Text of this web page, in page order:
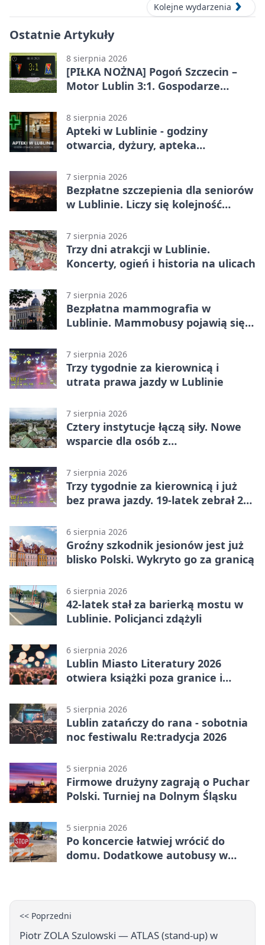
Kolejne wydarzenia
Ostatnie Artykuły
8 sierpnia 2026
[PIŁKA NOŻNA] Pogoń Szczecin –
Motor Lublin 3:1. Gospodarze
Ekstraklasy
8 sierpnia 2026
Apteki w Lublinie - godziny
otwarcia, dyżury, apteka
7 sierpnia 2026
Bezpłatne szczepienia dla seniorów
w Lublinie. Liczy się kolejność
7 sierpnia 2026
Trzy dni atrakcji w Lublinie.
Koncerty, ogień i historia na ulicach
7 sierpnia 2026
Bezpłatna mammografia w
Lublinie. Mammobusy pojawią się
7 sierpnia 2026
Trzy tygodnie za kierownicą i
utrata prawa jazdy w Lublinie
7 sierpnia 2026
Cztery instytucje łączą siły. Nowe
wsparcie dla osób z
7 sierpnia 2026
Trzy tygodnie za kierownicą i już
bez prawa jazdy. 19-latek zebrał 23
6 sierpnia 2026
Groźny szkodnik jesionów jest już
blisko Polski. Wykryto go za granicą
6 sierpnia 2026
42-latek stał za barierką mostu w
Lublinie. Policjanci zdążyli
6 sierpnia 2026
Lublin Miasto Literatury 2026
otwiera książki poza granice i
5 sierpnia 2026
Lublin zatańczy do rana - sobotnia
noc festiwalu Re:tradycja 2026
5 sierpnia 2026
Firmowe drużyny zagrają o Puchar
Polski. Turniej na Dolnym Śląsku
5 sierpnia 2026
Po koncercie łatwiej wrócić do
domu. Dodatkowe autobusy w
<< Poprzedni
Piotr ZOLA Szulowski — ATLAS (stand-up) w